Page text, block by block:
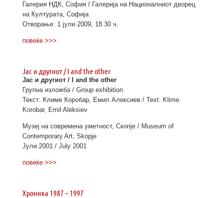
Галерия НДК, София / Галерија на Националниот дворец
на Културата, Софија
Отворање: 1 јули 2009, 18.30 ч.
повеќе >>>
Јас и другиот / I and the other
Јас и другиот / I and the other
Групна изложба / Group exhibition
Текст: Климе Коробар, Емил Алексиев / Text: Klime
Korobar, Emil Aleksiev
Музеј на современа уметност, Скопје / Museum of
Contemporary Art, Skopje
Јули 2001 / July 2001
повеќе >>>
Хроника 1987 – 1997